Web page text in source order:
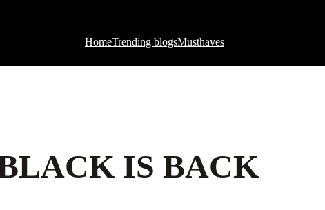
HomeTrending blogsMusthaves
IS BACK